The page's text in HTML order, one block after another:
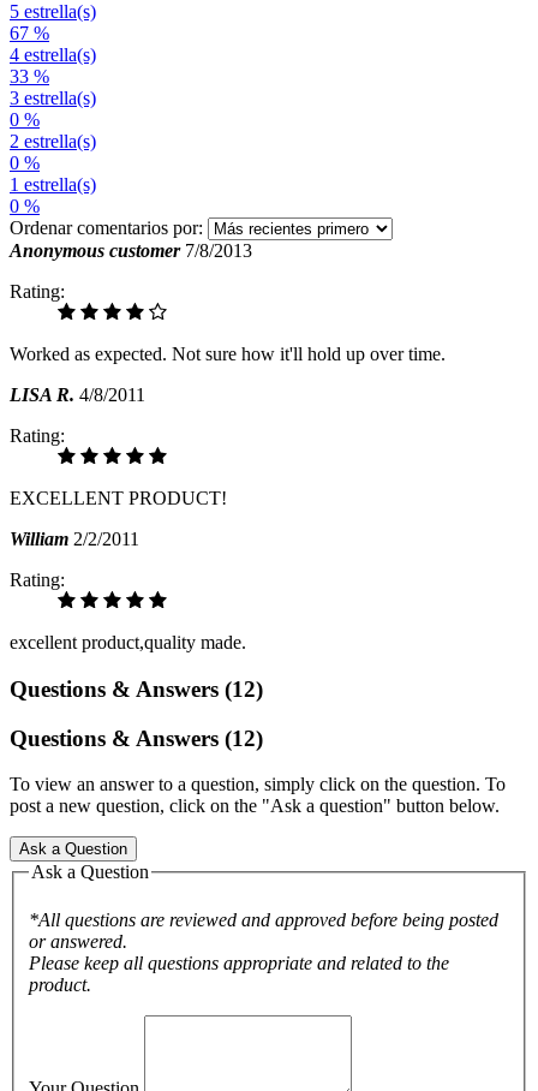
5 estrella(s)
67 %
4 estrella(s)
33 %
3 estrella(s)
0 %
2 estrella(s)
0 %
1 estrella(s)
0 %
Ordenar comentarios por:
Anonymous customer 7/8/2013
Rating:
Worked as expected. Not sure how it'll hold up over time.
LISA R. 4/8/2011
Rating:
EXCELLENT PRODUCT!
William 2/2/2011
Rating:
excellent product,quality made.
Questions & Answers (12)
Questions & Answers (12)
To view an answer to a question, simply click on the question. To
post a new question, click on the "Ask a question" button below.
Ask a Question
Ask a Question
*All questions are reviewed and approved before being posted
or answered.
Please keep all questions appropriate and related to the
product.